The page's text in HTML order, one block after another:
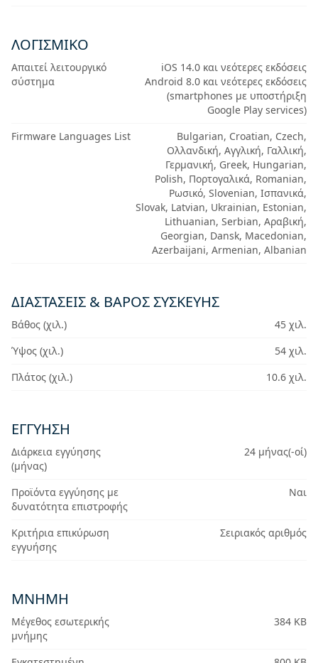
ΛΟΓΙΣΜΙΚΌ
Απαιτεί λειτουργικό
σύστημα
iOS 14.0 και νεότερες εκδόσεις
Android 8.0 και νεότερες εκδόσεις
(smartphones με υποστήριξη
Google Play services)
Firmware Languages List
Bulgarian, Croatian, Czech,
Ολλανδική, Αγγλική, Γαλλική,
Γερμανική, Greek, Hungarian,
Polish, Πορτογαλικά, Romanian,
Ρωσικό, Slovenian, Ισπανικά,
Slovak, Latvian, Ukrainian, Estonian,
Lithuanian, Serbian, Αραβική,
Georgian, Dansk, Macedonian,
Azerbaijani, Armenian, Albanian
ΔΙΑΣΤΆΣΕΙΣ & ΒΆΡΟΣ ΣΥΣΚΕΥΉΣ
Βάθος (χιλ.)
45 χιλ.
Ύψος (χιλ.)
54 χιλ.
Πλάτος (χιλ.)
10.6 χιλ.
ΕΓΓΎΗΣΗ
Διάρκεια εγγύησης
(μήνας)
24 μήνας(-οί)
Προϊόντα εγγύησης με
δυνατότητα επιστροφής
Ναι
Κριτήρια επικύρωση
εγγυήσης
Σειριακός αριθμός
ΜΝΉΜΗ
Μέγεθος εσωτερικής
μνήμης
384 KB